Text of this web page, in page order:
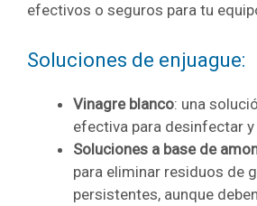
efectivos o seguros para tu
Soluciones de enjuague:
Vinagre blanco: una
efectiva para desinfectar
Soluciones a base de
para eliminar residuos de
persistentes, aunque